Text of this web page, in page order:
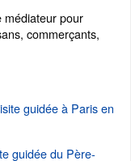
médiateur pour
commerçants,
guidée à Paris en
guidée du Père-